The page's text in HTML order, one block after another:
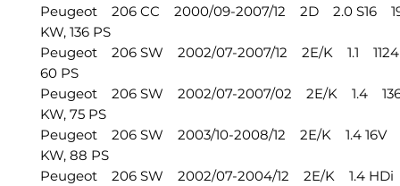
Peugeot 206 CC 2000/09-2007/12 2D 2.0 S16
KW, 136 PS
Peugeot 206 SW 2002/07-2007/12 2E/K 1.1 1124
60 PS
Peugeot 206 SW 2002/07-2007/02 2E/K 1.4
KW, 75 PS
Peugeot 206 SW 2003/10-2008/12 2E/K 1.4 16V
KW, 88 PS
Peugeot 206 SW 2002/07-2004/12 2E/K 1.4 HDi